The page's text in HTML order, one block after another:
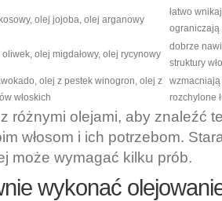
olej jojoba, olej arganowy
łatwo
ograniczają
olej migdałowy, olej rycynowy
dobrze
struktury
olej z pestek winogron, olej z
włoskich
rozchylone
różnymi olejami, aby znaleźć
włosom i ich potrzebom.
może wymagać kilku prób.
wykonać